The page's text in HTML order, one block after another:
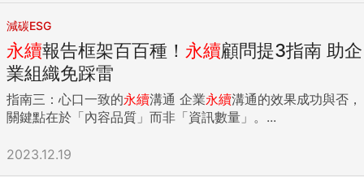
減碳ESG
永續報告框架百百種！ 永續顧問提3指南 助企
業組織免踩雷
指南三：心口一致的永續 溝通 企業永續溝通的效果成功與否，
關鍵點在於「內容品質」而非「資訊數量」。...
2023.12.19